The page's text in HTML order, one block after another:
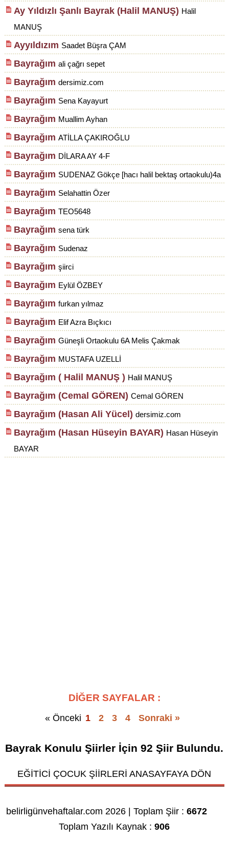
Ay Yıldızlı Şanlı Bayrak (Halil MANUŞ) Halil
MANUŞ
Ayyıldızım Saadet Büşra ÇAM
Bayrağım ali çağrı sepet
Bayrağım dersimiz.com
Bayrağım Sena Kayayurt
Bayrağım Muallim Ayhan
Bayrağım ATİLLA ÇAKIROĞLU
Bayrağım DİLARA AY 4-F
Bayrağım SUDENAZ Gökçe [hacı halil bektaş ortaokulu)4a
Bayrağım Selahattin Özer
Bayrağım TEO5648
Bayrağım sena türk
Bayrağım Sudenaz
Bayrağım şiirci
Bayrağım Eylül ÖZBEY
Bayrağım furkan yılmaz
Bayrağım Elif Azra Bıçkıcı
Bayrağım Güneşli Ortaokulu 6A Melis Çakmak
Bayrağım MUSTAFA UZELLİ
Bayrağım ( Halil MANUŞ ) Halil MANUŞ
Bayrağım (Cemal GÖREN) Cemal GÖREN
Bayrağım (Hasan Ali Yücel) dersimiz.com
Bayrağım (Hasan Hüseyin BAYAR) Hasan Hüseyin
BAYAR
DİĞER SAYFALAR :
« Önceki 1 2 3 4 Sonraki »
Bayrak Konulu Şiirler İçin92 Şiir Bulundu.
EĞİTİCİ ÇOCUK ŞİİRLERİ ANASAYFAYA DÖN
belirligünvehaftalar.com 2026 | Toplam Şiir :6672
Toplam Yazılı Kaynak :906